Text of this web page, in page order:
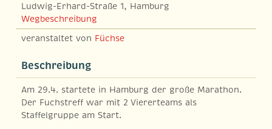
Ludwig-Erhard-Straße 1, Hamburg
Wegbeschreibung
veranstaltet von Füchse
Beschreibung
Am 29.4. startete in Hamburg der große Marathon.
Der Fuchstreff war mit 2 Viererteams als
Staffelgruppe am Start.